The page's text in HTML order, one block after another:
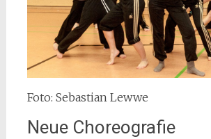
Foto: Sebastian Lewwe
Neue Choreografie